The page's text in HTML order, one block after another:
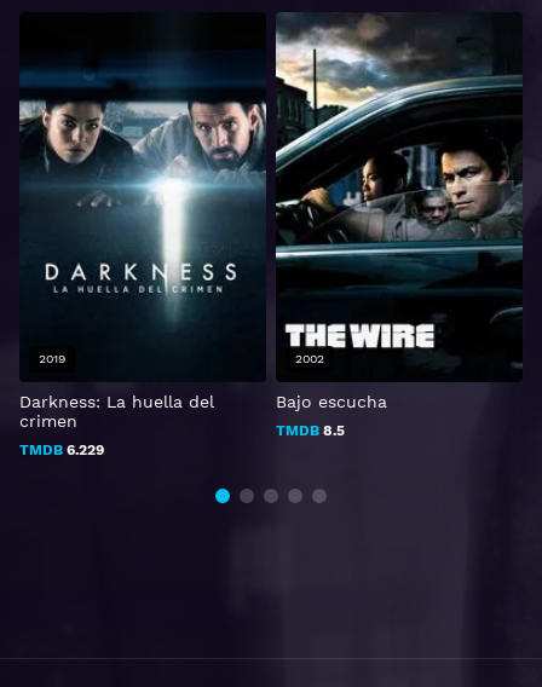
Darkness: La huella del
crimen
TMDB 6.229
2019
Bajo escucha
TMDB 8.5
2002